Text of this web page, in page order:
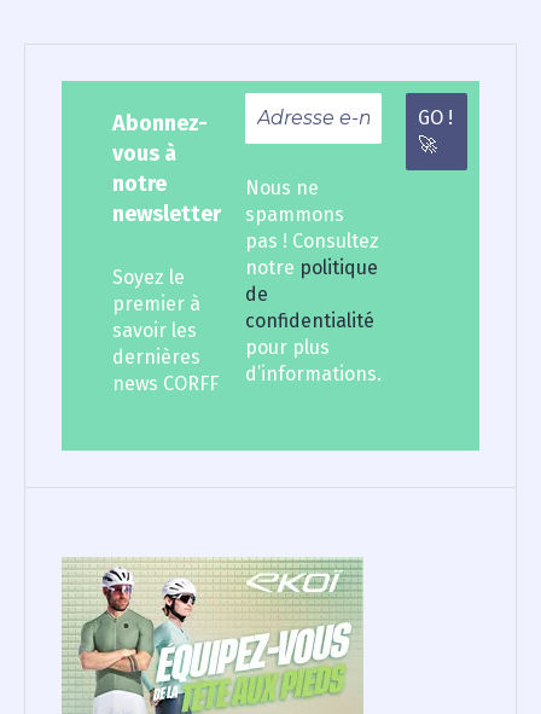
Abonnez-
vous à
notre
newsletter
Soyez le
premier à
savoir les
dernières
news CORFF
Nous ne
spammons
pas ! Consultez
notre politique
de
confidentialité
pour plus
d’informations.